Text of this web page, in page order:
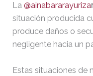
La @ainabararayuriza
situación producida
produce daños o
negligente hacia un
Estas situaciones de